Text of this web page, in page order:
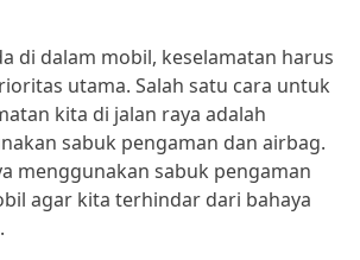
di dalam mobil, keselamatan harus
utama. Salah satu cara untuk
kita di jalan raya adalah
sabuk pengaman dan airbag.
menggunakan sabuk pengaman
agar kita terhindar dari bahaya